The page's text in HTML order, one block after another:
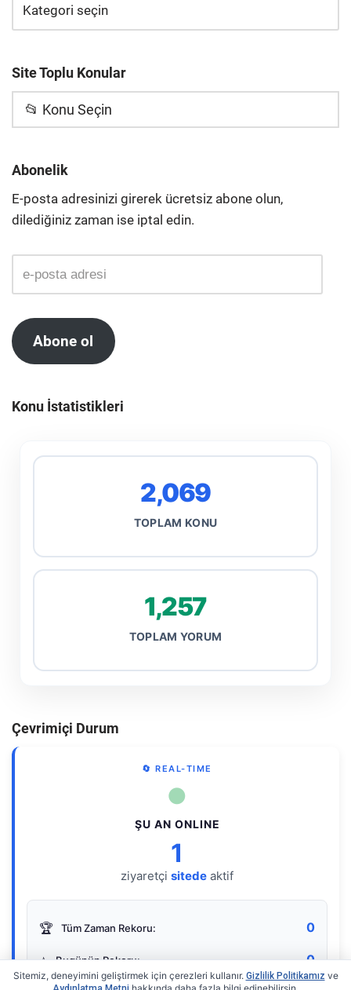
Site Toplu Konular
📂 Konu Seçin
Abonelik
E-posta adresinizi girerek ücretsiz abone olun,
dilediğiniz zaman ise iptal edin.
Abone ol
Konu İstatistikleri
2,069
TOPLAM KONU
1,257
TOPLAM YORUM
Çevrimiçi Durum
🔄 REAL-TIME
●
ŞU AN ONLINE
1
ziyaretçi sitede aktif
🏆 Tüm Zaman Rekoru: 0
⭐ Bugünün Rekoru: 0
Sitemiz, deneyimini geliştirmek için çerezleri kullanır. Gizlilik Politikamız ve